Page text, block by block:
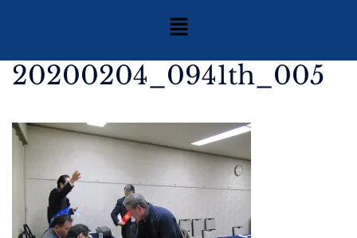
20200204_0941th_005